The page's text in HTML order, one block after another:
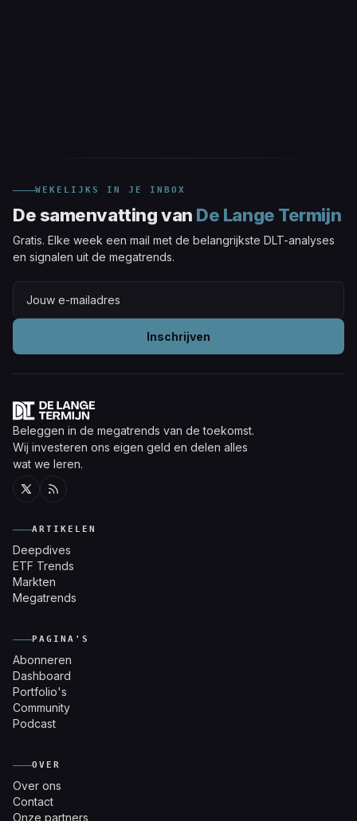
WEKELIJKS IN JE INBOX
De samenvatting van De Lange Termijn
Gratis. Elke week een mail met de belangrijkste DLT-analyses
en signalen uit de megatrends.
Inschrijven
Beleggen in de megatrends van de toekomst.
Wij investeren ons eigen geld en delen alles
wat we leren.
ARTIKELEN
Deepdives
ETF Trends
Markten
Megatrends
PAGINA'S
Abonneren
Dashboard
Portfolio's
Community
Podcast
OVER
Over ons
Contact
Onze partners